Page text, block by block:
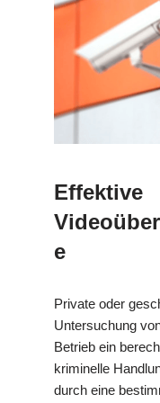
Effektive
e
Private oder
Untersuchung
Betrieb ein
kriminelle
durch eine